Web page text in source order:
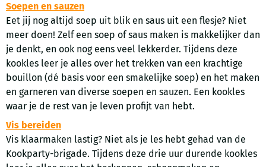
Soepen en sauzen
Eet jij nog altijd soep uit blik en saus uit een flesje? Niet
meer doen! Zelf een soep of saus maken is makkelijker dan
je denkt, en ook nog eens veel lekkerder. Tijdens deze
kookles leer je alles over het trekken van een krachtige
bouillon (dé basis voor een smakelijke soep) en het maken
en garneren van diverse soepen en sauzen. Een kookles
waar je de rest van je leven profijt van hebt.
Vis bereiden
Vis klaarmaken lastig? Niet als je les hebt gehad van de
Kookparty-brigade. Tijdens deze drie uur durende kookles